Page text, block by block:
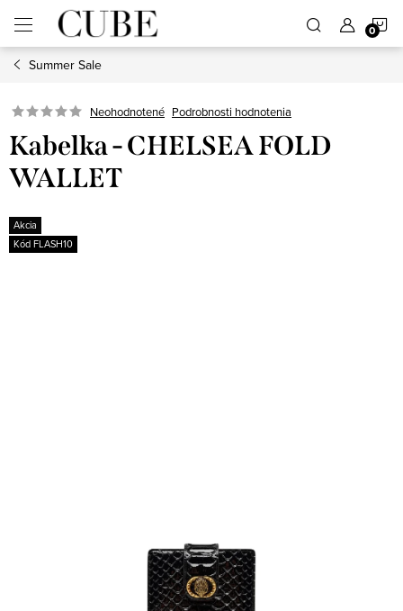
obsah
Summer Sale
Neohodnotené Podrobnosti hodnotenia
Kabelka - CHELSEA FOLD
WALLET
Akcia
Kód FLASH10